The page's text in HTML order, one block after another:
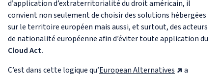
d’application d’extraterritorialité du droit américain, il
convient non seulement de choisir des solutions hébergées
sur le territoire européen mais aussi, et surtout, des acteurs
de nationalité européenne afin d’éviter toute application du
Cloud Act.
C’est dans cette logique qu’European Alternatives
a